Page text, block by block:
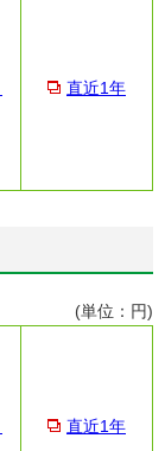
直近1年
(単位：円)
直近1年